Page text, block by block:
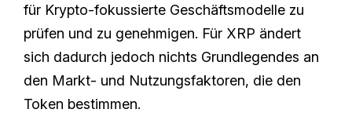
für Krypto‑fokussierte Geschäftsmodelle zu
prüfen und zu genehmigen. Für XRP ändert
sich dadurch jedoch nichts Grundlegendes an
den Markt‑ und Nutzungsfaktoren, die den
Token bestimmen.